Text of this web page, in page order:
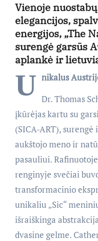
Vienoje
elegancijos,
energijos, „The
surengė garsūs
aplankė ir
U nikalus
Dr. Thomas
įkūrėjas kartu su
(SICA-ART),
aukštojo meno ir
pasauliui.
renginyje svečiai
transformacinio
unikaliu „Sic“
išraiškinga
dvasine gelme.